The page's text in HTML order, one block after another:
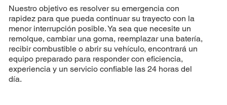
Nuestro objetivo es resolver su emergencia con
rapidez para que pueda continuar su trayecto con la
menor interrupción posible. Ya sea que necesite un
remolque, cambiar una goma, reemplazar una batería,
recibir combustible o abrir su vehículo, encontrará un
equipo preparado para responder con eficiencia,
experiencia y un servicio confiable las 24 horas del
día.